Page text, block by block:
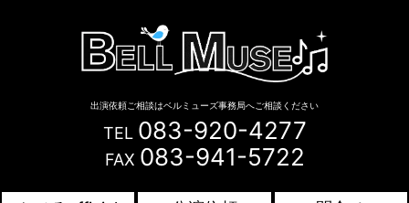
出演依頼ご相談はベルミューズ事務局へご相談ください
TEL 083-920-4277
FAX 083-941-5722
Copyright © BELL MUSE. All Rights Reserved.